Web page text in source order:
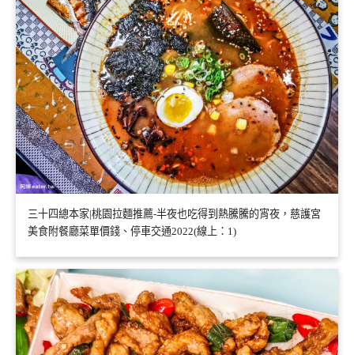
三十四總本家|桃園拉麵推薦-半夜也吃得到熱騰騰的宵夜，慈護宮
美食附餐廳菜單價錢、停車交通2022(線上：1)